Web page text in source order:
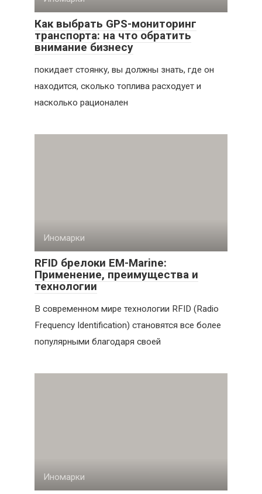
Как выбрать GPS-мониторинг
транспорта: на что обратить
внимание бизнесу
покидает стоянку, вы должны знать, где он
находится, сколько топлива расходует и
насколько рационален
Иномарки
RFID брелоки EM-Marine:
Применение, преимущества и
технологии
В современном мире технологии RFID (Radio
Frequency Identification) становятся все более
популярными благодаря своей
Иномарки